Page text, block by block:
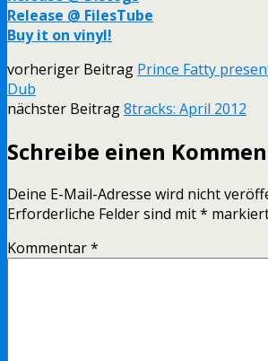
Release @ FilesTube
Buy it on vinyl!
vorheriger Beitrag Prince Fatty
Dub
nächster Beitrag8tracks: April 2012
Schreibe einen
Deine E-Mail-Adresse wird nicht
Erforderliche Felder sind mit*
Kommentar*